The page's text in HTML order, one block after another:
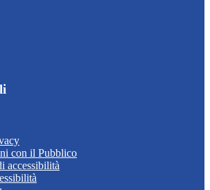
con il Pubblico
accessibilità